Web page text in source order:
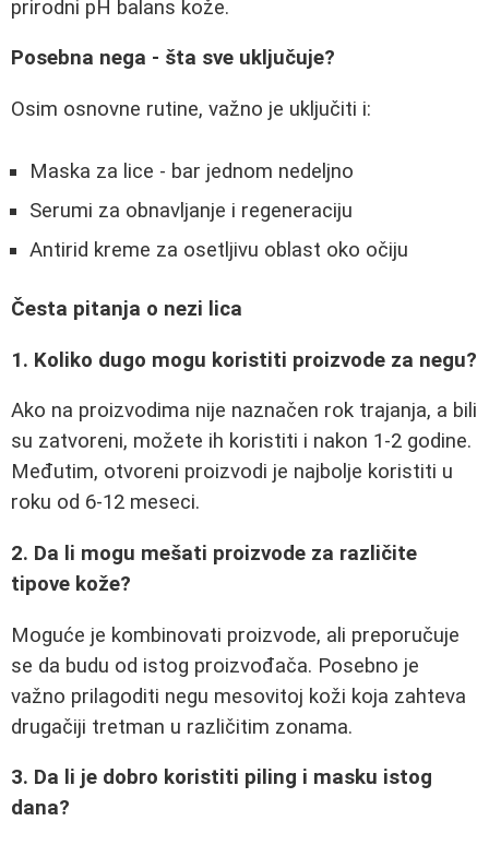
prirodni pH balans kože.
Posebna nega - šta sve uključuje?
Osim osnovne rutine, važno je uključiti i:
Maska za lice - bar jednom nedeljno
Serumi za obnavljanje i regeneraciju
Antirid kreme za osetljivu oblast oko očiju
Česta pitanja o nezi lica
1. Koliko dugo mogu koristiti proizvode za negu?
Ako na proizvodima nije naznačen rok trajanja, a bili
su zatvoreni, možete ih koristiti i nakon 1-2 godine.
Međutim, otvoreni proizvodi je najbolje koristiti u
roku od 6-12 meseci.
2. Da li mogu mešati proizvode za različite
tipove kože?
Moguće je kombinovati proizvode, ali preporučuje
se da budu od istog proizvođača. Posebno je
važno prilagoditi negu mesovitoj koži koja zahteva
drugačiji tretman u različitim zonama.
3. Da li je dobro koristiti piling i masku istog
dana?